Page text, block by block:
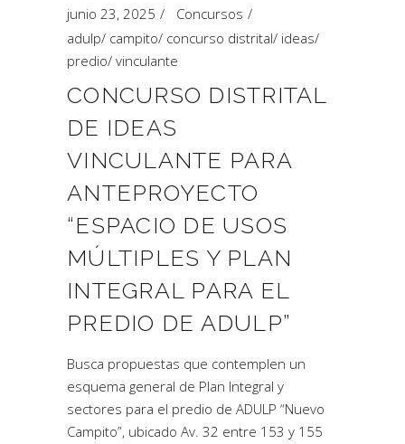
junio 23, 2025
Concursos
adulp/ campito/ concurso distrital/ ideas/
predio/ vinculante
CONCURSO DISTRITAL
DE IDEAS
VINCULANTE PARA
ANTEPROYECTO
“ESPACIO DE USOS
MÚLTIPLES Y PLAN
INTEGRAL PARA EL
PREDIO DE ADULP”
Busca propuestas que contemplen un
esquema general de Plan Integral y
sectores para el predio de ADULP “Nuevo
Campito”, ubicado Av. 32 entre 153 y 155